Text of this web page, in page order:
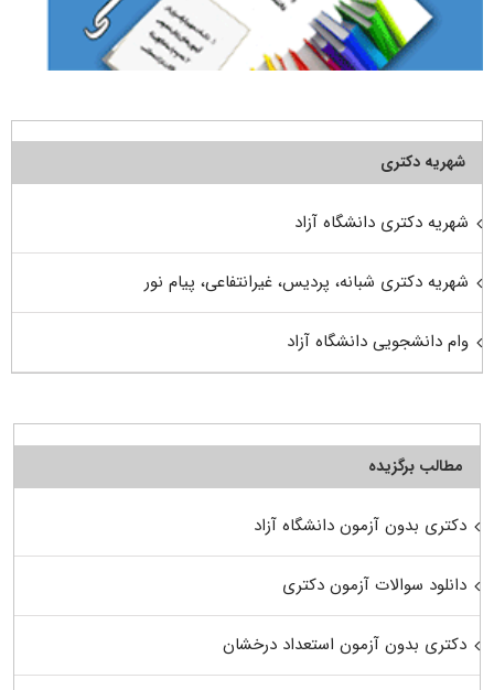
شهریه دکتری
شهریه دکتری دانشگاه آزاد
شهریه دکتری شبانه، پردیس، غیرانتفاعی، پیام نور
وام دانشجویی دانشگاه آزاد
مطالب برگزیده
دکتری بدون آزمون دانشگاه آزاد
دانلود سوالات آزمون دکتری
دکتری بدون آزمون استعداد درخشان